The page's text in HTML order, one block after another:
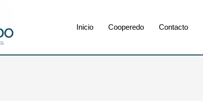
Inicio Cooperedo Contacto